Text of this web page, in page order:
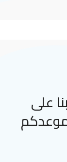
على
موعدكم